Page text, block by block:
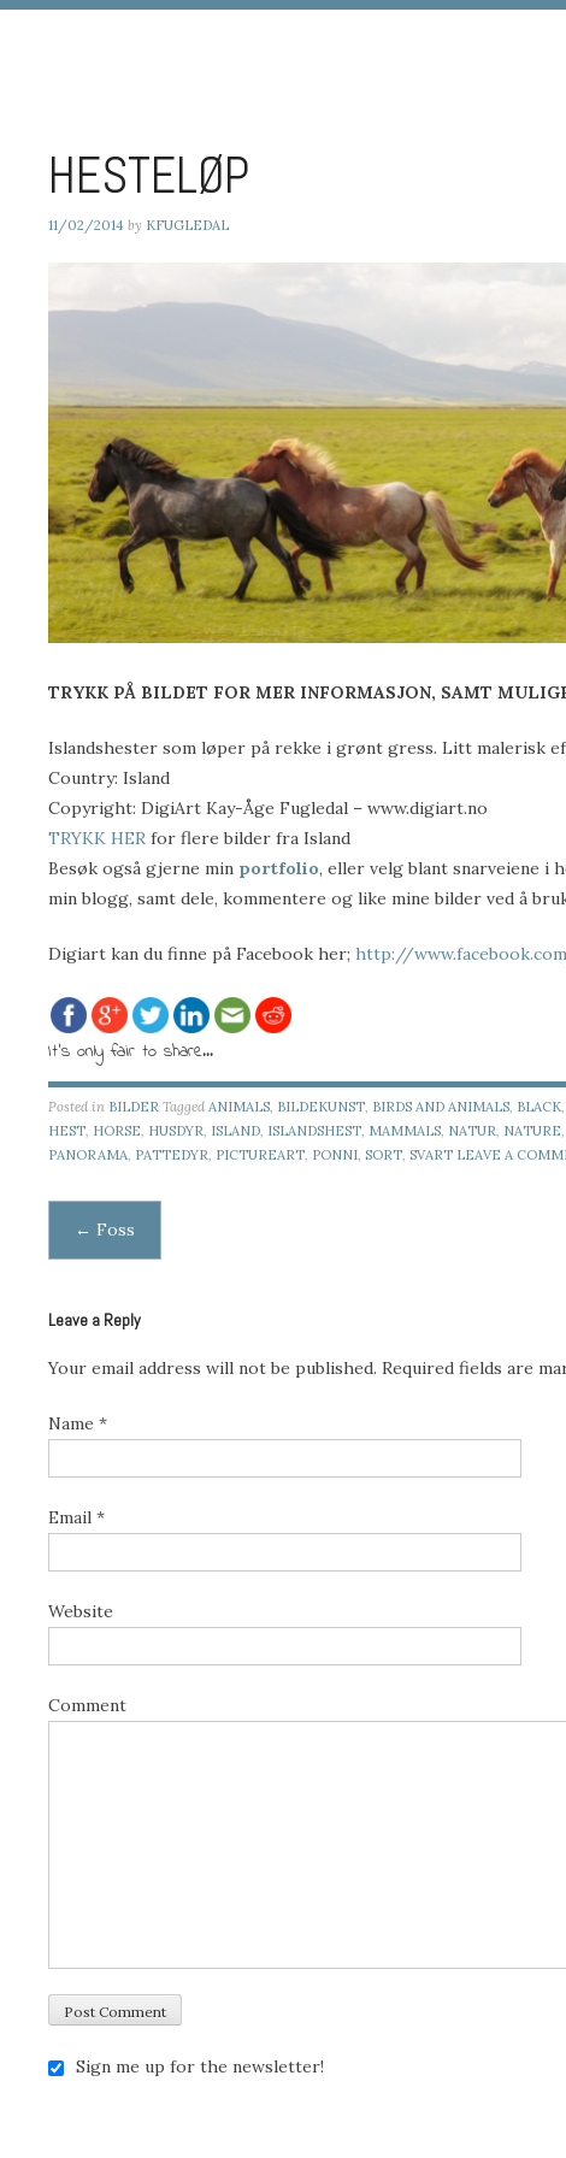
HESTELØP
11/02/2014 by KFUGLEDAL
TRYKK PÅ BILDET FOR MER INFORMASJON, SAMT
Islandshester som løper på rekke i grønt gress. Litt malerisk
Country: Island
Copyright: DigiArt Kay-Åge Fugledal – www.digiart.no
TRYKK HER for flere bilder fra Island
Besøk også gjerne min portfolio, eller velg blant snarveiene i
min blogg, samt dele, kommentere og like mine bilder ved å
Digiart kan du finne på Facebook her; http://
It's only fair to share...
Posted in BILDER TaggedANIMALS, BILDEKUNST, BIRDS AND ANIMALS, BLACK,
HEST, HORSE, HUSDYR, ISLAND, ISLANDSHEST, MAMMALS, NATUR, NATURE,
PANORAMA, PATTEDYR, PICTUREART, PONNI,SORT,SVART LEAVE A
Post navigation
← Foss
Leave a Reply
Your email address will not be published. Required fields are
Name*
Email*
Website
Comment
Sign me up for the newsletter!